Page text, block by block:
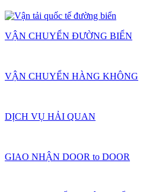
VẬN CHUYỂN ĐƯỜNG BIỂN
VẬN CHUYỂN HÀNG KHÔNG
DỊCH VỤ HẢI QUAN
GIAO NHẬN DOOR to DOOR